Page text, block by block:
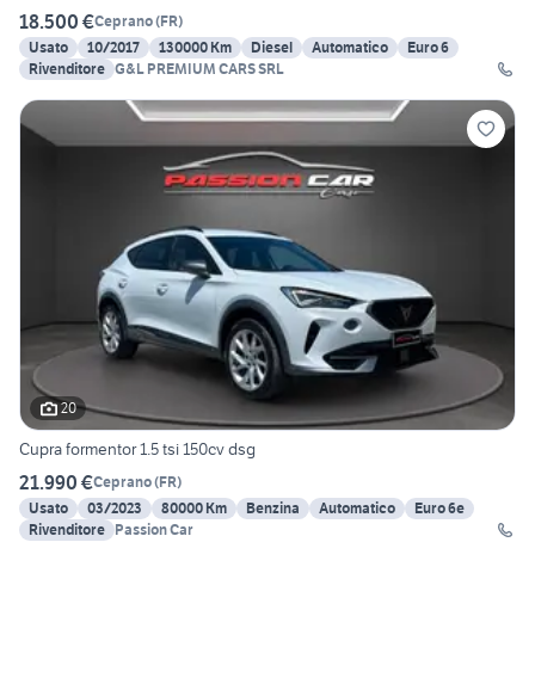
18.500 €Ceprano(FR)
Usato
10/2017 130000 Km Diesel Automatico
Euro 6
Rivenditore G&L PREMIUM CARS SRL
20
Cupra formentor 1.5 tsi 150cv dsg
21.990 €Ceprano(FR)
Usato
03/2023 80000 Km Benzina Automatico
Euro 6e
Rivenditore Passion Car